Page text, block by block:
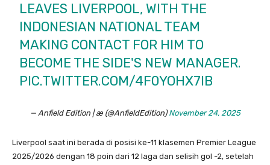
LEAVES LIVERPOOL, WITH THE
INDONESIAN NATIONAL TEAM
MAKING CONTACT FOR HIM TO
BECOME THE SIDE'S NEW MANAGER.
PIC.TWITTER.COM/4F0YOHX7IB
— Anfield Edition | æ (@AnfieldEdition)November 24, 2025
Liverpool saat ini berada di posisi ke-11 klasemen Premier League
2025/2026 dengan 18 poin dari 12 laga dan selisih gol -2, setelah